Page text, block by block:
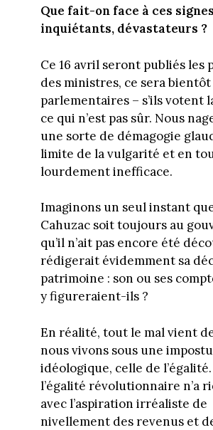
Que fait-on face à ces signes
inquiétants, dévastateurs ?
Ce 16 avril seront publiés les
des ministres, ce sera
parlementaires – s’ils votent
ce qui n’est pas sûr. Nous
une sorte de démagogie
limite de la vulgarité et en
lourdement inefficace.
Imaginons un seul instant
Cahuzac soit toujours au
qu’il n’ait pas encore été
rédigerait évidemment sa
patrimoine : son ou ses
y figureraient-ils ?
En réalité, tout le mal vient
nous vivons sous une
idéologique, celle de
l’égalité révolutionnaire n’a
avec l’aspiration irréaliste de
nivellement des revenus et